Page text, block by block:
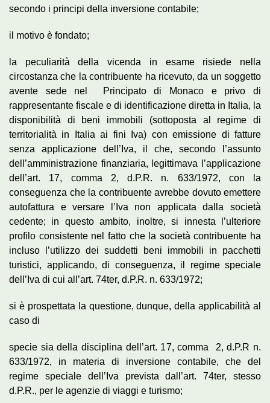
secondo i principi della inversione contabile;
il motivo è fondato;
la peculiarità della vicenda in esame risiede nella
circostanza che la contribuente ha ricevuto, da un soggetto
avente sede nel Principato di Monaco e privo di
rappresentante fiscale e di identificazione diretta in Italia, la
disponibilità di beni immobili (sottoposta al regime di
territorialità in Italia ai fini Iva) con emissione di fatture
senza applicazione dell’Iva, il che, secondo l’assunto
dell’amministrazione finanziaria, legittimava l’applicazione
dell’art. 17, comma 2, d.P.R. n. 633/1972, con la
conseguenza che la contribuente avrebbe dovuto emettere
autofattura e versare l’Iva non applicata dalla società
cedente; in questo ambito, inoltre, si innesta l’ulteriore
profilo consistente nel fatto che la società contribuente ha
incluso l’utilizzo dei suddetti beni immobili in pacchetti
turistici, applicando, di conseguenza, il regime speciale
dell’Iva di cui all’art. 74ter, d.P.R. n. 633/1972;
si è prospettata la questione, dunque, della applicabilità al
caso di
specie sia della disciplina dell’art. 17, comma 2, d.P.R n.
633/1972, in materia di inversione contabile, che del
regime speciale dell’Iva prevista dall’art. 74ter, stesso
d.P.R., per le agenzie di viaggi e turismo;